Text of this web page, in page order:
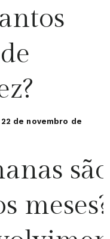
22 de novembro de
são
meses?